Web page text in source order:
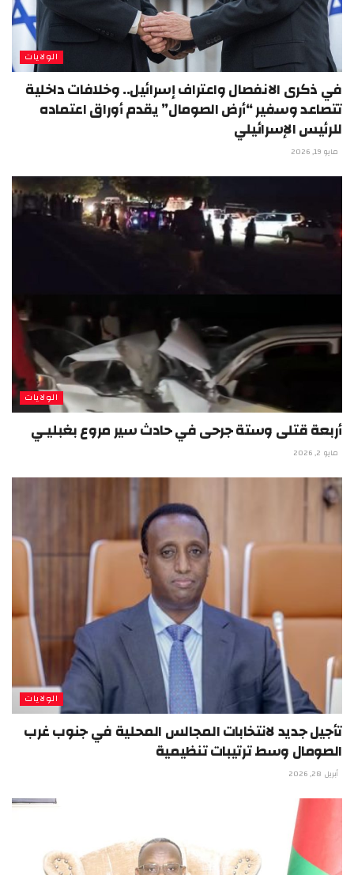
الولايات
في ذكرى الانفصال واعتراف إسرائيل.. وخلافات داخلية
تتصاعد وسفير “أرض الصومال” يقدم أوراق اعتماده
للرئيس الإسرائيلي
مايو 19, 2026
الولايات
أربعة قتلى وستة جرحى في حادث سير مروع بغبليـي
مايو 2, 2026
الولايات
تأجيل جديد لانتخابات المجالس المحلية في جنوب غرب
الصومال وسط ترتيبات تنظيمية
أبريل 28, 2026